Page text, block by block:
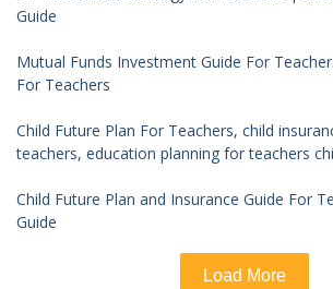
Guide
Mutual Funds Investment Guide For
For Teachers
Child Future Plan For Teachers, child
teachers, education planning for teachers
Child Future Plan and Insurance Guide For
Guide
Load More